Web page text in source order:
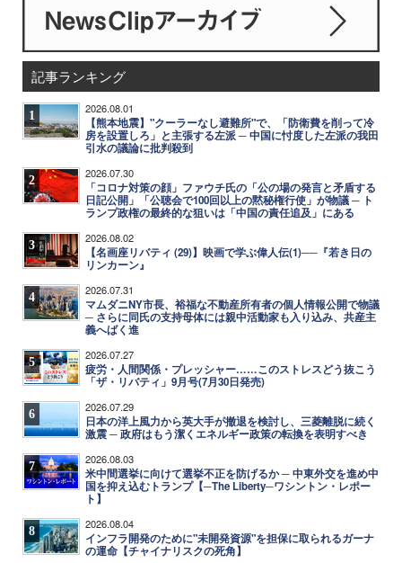
記事ランキング
1 2026.08.01
【熊本地震】"クーラーなし避難所"で、「防衛費を削って冷
房を設置しろ」と主張する左派 ─ 中国に忖度した左派の我田
引水の議論に批判殺到
2 2026.07.30
「コロナ対策の顔」ファウチ氏の「公の場の発言と矛盾する
日記公開」「公聴会で100回以上の黙秘権行使」が物議 ─ ト
ランプ政権の最終的な狙いは「中国の責任追及」にある
3 2026.08.02
【名画座リバティ (29)】映画で学ぶ偉人伝(1)──『若き日の
リンカーン』
4 2026.07.31
マムダニNY市長、裕福な不動産所有者の個人情報公開で物議
─ さらに同氏の支持母体には親中活動家も入り込み、共産主
義へばく進
5 2026.07.27
疲労・人間関係・プレッシャー……このストレスどう抜こう
「ザ・リバティ」9月号(7月30日発売)
6 2026.07.29
日本の洋上風力から英大手が撤退を検討し、三菱離脱に続く
激震 ─ 政府はもう潔くエネルギー政策の転換を表明すべき
7 2026.08.03
米中間選挙に向けて選挙不正を防げるか ─ 中東外交を進め中
国を抑え込むトランプ【─The Liberty─ワシントン・レポー
ト】
8 2026.08.04
インフラ開発のために"未開発資源"を担保に取られるガーナ
の運命【チャイナリスクの死角】